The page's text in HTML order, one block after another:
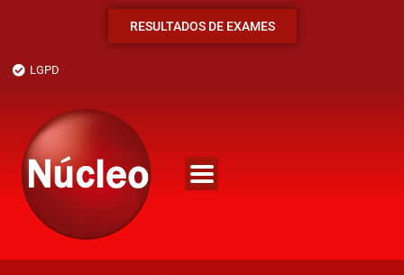
RESULTADOS DE EXAMES
LGPD